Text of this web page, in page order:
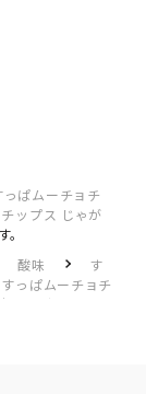
っぱムーチョチ
ップス じゃが
酸味
す
すっぱムーチョチ
好きな商品です。